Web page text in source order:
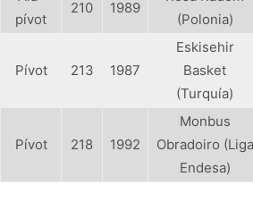
pívot
210 1989
(Polonia)
Pívot 213 1987
Eskisehir
Basket
(Turquía)
Pívot 218 1992
Monbus
Obradoiro (Liga
Endesa)